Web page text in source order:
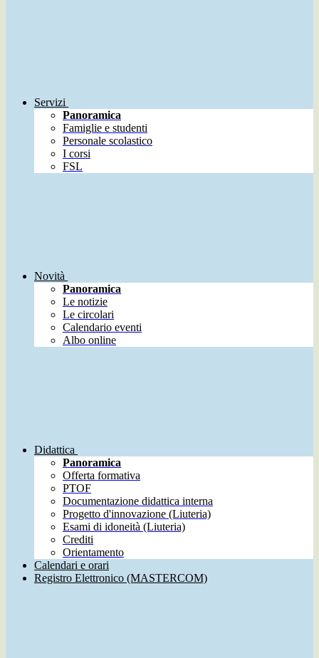
Servizi
Panoramica
Famiglie e studenti
Personale scolastico
I corsi
FSL
Novità
Panoramica
Le notizie
Le circolari
Calendario eventi
Albo online
Didattica
Panoramica
Offerta formativa
PTOF
Documentazione didattica interna
Progetto d'innovazione (Liuteria)
Esami di idoneità (Liuteria)
Crediti
Orientamento
Calendari e orari
Registro Elettronico (MASTERCOM)